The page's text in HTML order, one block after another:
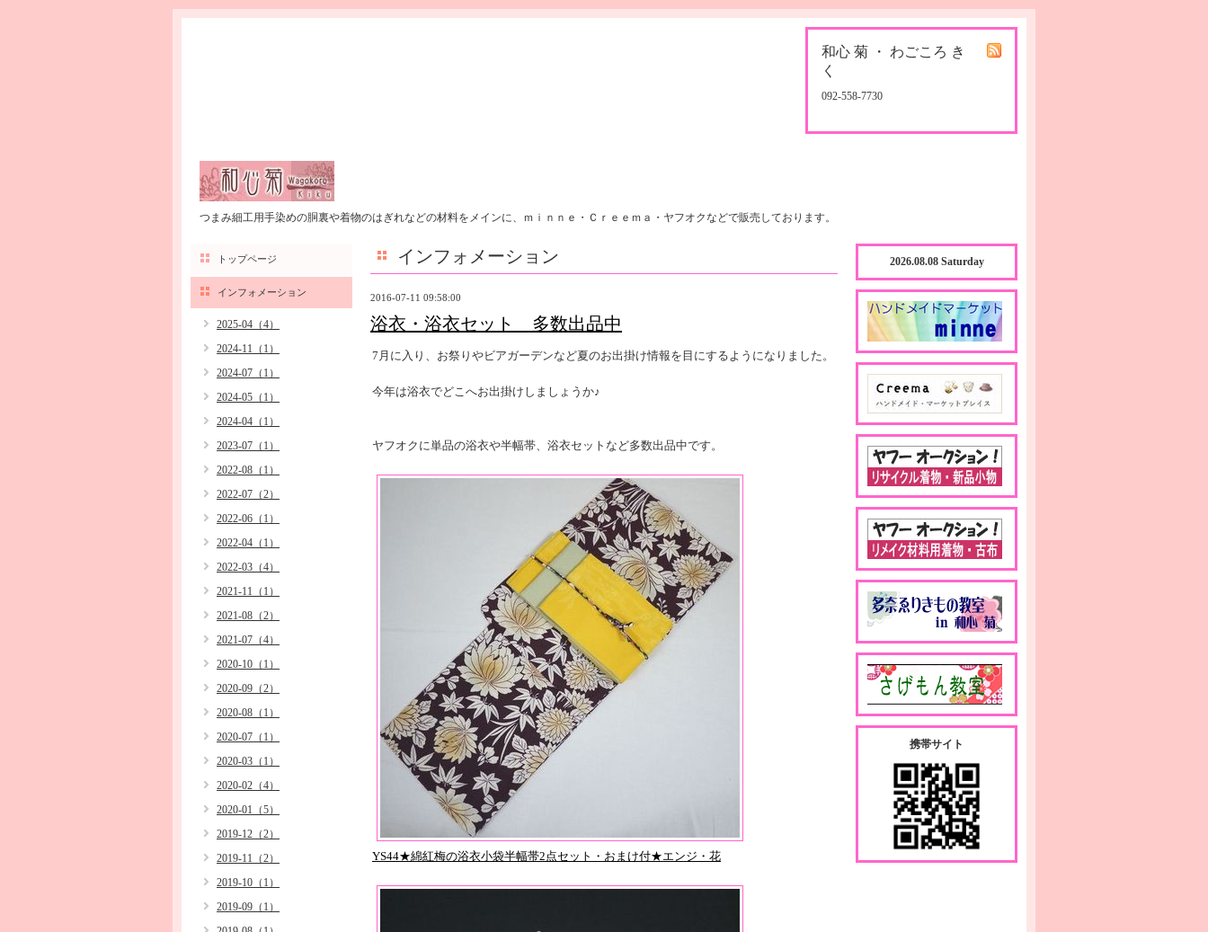
和心 菊 ・ わごころ き
く
092-558-7730
つまみ細工用手染めの胴裏や着物のはぎれなどの材料をメインに、ｍｉｎｎｅ・Ｃｒｅｅｍａ・ヤフオクなどで販売しております。
インフォメーション
2016-07-11 09:58:00
浴衣・浴衣セット 多数出品中
7月に入り、お祭りやビアガーデンなど夏のお出掛け情報を目にするようになりました。
今年は浴衣でどこへお出掛けしましょうか♪
ヤフオクに単品の浴衣や半幅帯、浴衣セットなど多数出品中です。
YS44★綿紅梅の浴衣小袋半幅帯2点セット・おまけ付★エンジ・花
トップページ
インフォメーション
2025-04（4）
2024-11（1）
2024-07（1）
2024-05（1）
2024-04（1）
2023-07（1）
2022-08（1）
2022-07（2）
2022-06（1）
2022-04（1）
2022-03（4）
2021-11（1）
2021-08（2）
2021-07（4）
2020-10（1）
2020-09（2）
2020-08（1）
2020-07（1）
2020-03（1）
2020-02（4）
2020-01（5）
2019-12（2）
2019-11（2）
2019-10（1）
2019-09（1）
2026.08.08 Saturday
携帯サイト